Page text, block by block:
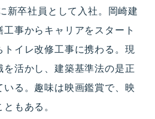
新卒社員として入社。岡崎建
事からキャリアをスタート
トイレ改修工事に携わる。現
活かし、建築基準法の是正
いる。趣味は映画鑑賞で、映
もある。